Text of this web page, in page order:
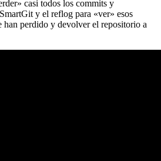
casi todos los commits y
y el reflog para «ver» esos
han perdido y devolver el repositorio a